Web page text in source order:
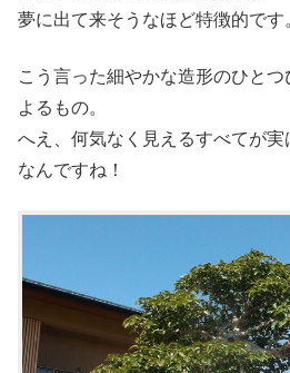
夢に出て来そうなほど特徴的です
こう言った細やかな造形のひと
よるもの。
へえ、何気なく見えるすべてが
なんですね！